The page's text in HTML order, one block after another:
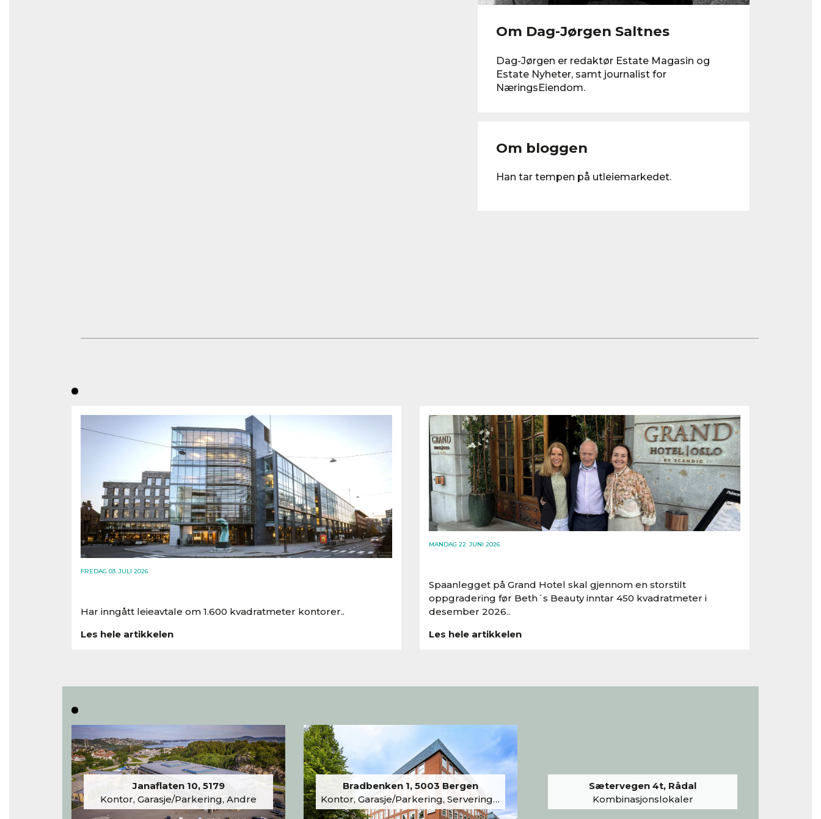
Om Dag-Jørgen Saltnes
Dag-Jørgen er redaktør Estate Magasin og
Estate Nyheter, samt journalist for
NæringsEiendom.
Om bloggen
Han tar tempen på utleiemarkedet.
FREDAG 03. JULI 2026
Har inngått leieavtale om 1.600 kvadratmeter kontorer..
Les hele artikkelen
MANDAG 22. JUNI 2026
Spaanlegget på Grand Hotel skal gjennom en storstilt
oppgradering før Beth´s Beauty inntar 450 kvadratmeter i
desember 2026..
Les hele artikkelen
Janaflaten 10, 5179
Kontor, Garasje/Parkering, Andre
Bradbenken 1, 5003 Bergen
Kontor, Garasje/Parkering, Serveringslokale/Kantine, Undervisning/Arrangement
Sætervegen 4t, Rådal
Kombinasjonslokaler